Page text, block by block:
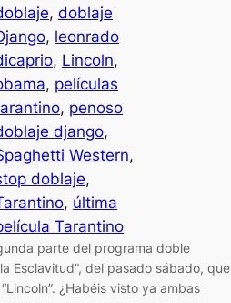
, doblaje
, leonrado
, Lincoln
, películas
, penoso
django
Western
doblaje
, última
Tarantino
parte del programa doble
Esclavitud”, del pasado sábado, que
¿Habéis visto ya ambas